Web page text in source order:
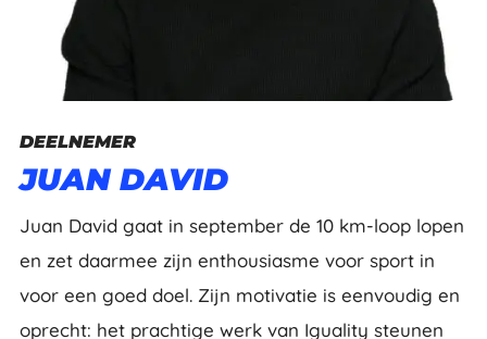
DEELNEMER
JUAN DAVID
Juan David gaat in september de 10 km-loop lopen
en zet daarmee zijn enthousiasme voor sport in
voor een goed doel. Zijn motivatie is eenvoudig en
oprecht: het prachtige werk van Iguality steunen